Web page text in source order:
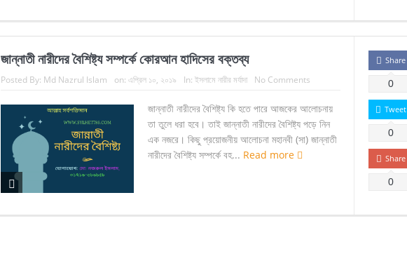
জান্নাতী নারীদের বৈশিষ্ট্য সম্পর্কে কোরআন হাদিসের বক্তব্য
Posted By: Md Nazrul Islam on: এপ্রিল ১০, ২০১৯ In: ইসলামে নারীর মর্যাদা No Comments
জান্নাতী নারীদের বৈশিষ্ট্য কি হতে পারে আজকের আলোচনায়
তা তুলে ধরা হবে। তাই জান্নাতী নারীদের বৈশিষ্ট্য পড়ে নিন
এক নজরে। কিছু প্রয়োজনীয় আলোচনা মহানবী (সা) জান্নাতী
নারীদের বৈশিষ্ট্য সম্পর্কে বহ... Read more
Share
0
Tweet
0
Share
0